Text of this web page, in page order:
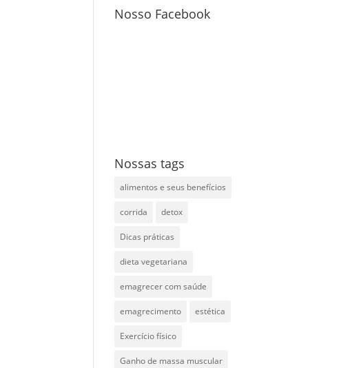
Nosso Facebook
Nossas tags
alimentos e seus benefícios
corrida detox
Dicas práticas
dieta vegetariana
emagrecer com saúde
emagrecimento estética
Exercício físico
Ganho de massa muscular